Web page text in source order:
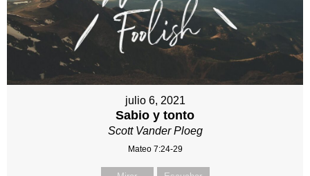
julio 6, 2021
Sabio y tonto
Scott Vander Ploeg
Mateo 7:24-29